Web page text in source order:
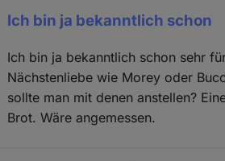
Ich bin ja bekanntlich schon
Ich bin ja bekanntlich schon sehr
Nächstenliebe wie Morey oder
sollte man mit denen anstellen?
Brot. Wäre angemessen.